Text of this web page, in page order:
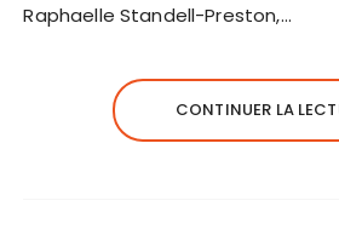
Raphaelle Standell-Preston,…
CONTINUER LA